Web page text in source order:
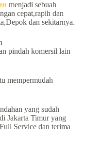
menjadi sebuah
cepat,rapih dan
dan sekitarnya.
pindah komersil lain
mempermudah
yang sudah
Jakarta Timur yang
Service dan terima